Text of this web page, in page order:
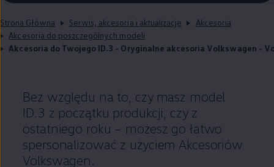
Strona Główna Serwis, akcesoria i aktualizacje
Akcesoria
Akcesoria do poszczególnych modeli
Akcesoria do Twojego ID.3 - Oryginalne akcesoria Volkswagen -
Bez względu na to, czy masz model
ID.3 z początku produkcji, czy z
ostatniego roku – możesz go łatwo
spersonalizować z użyciem Akcesoriów
Volkswagen.